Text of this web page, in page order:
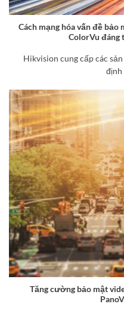
Cách mạng hóa vấn đề bảo
ColorVu đáng
Hikvision cung cấp các
định
Tăng cường bảo mật